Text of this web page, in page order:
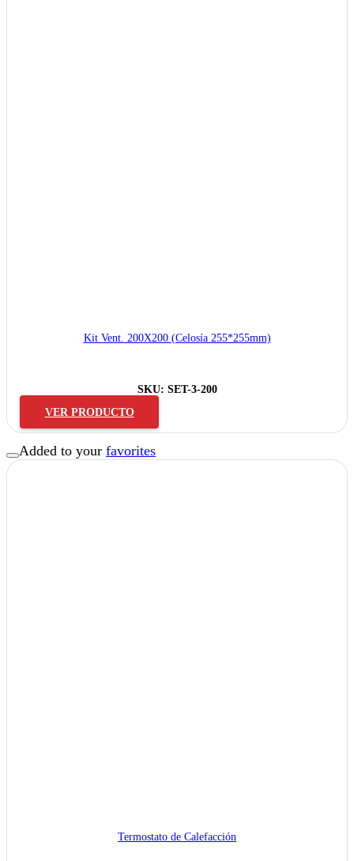
Kit Vent. 200X200 (Celosía 255*255mm)
SKU: SET-3-200
VER PRODUCTO
Added to your favorites
Termostato de Calefacción